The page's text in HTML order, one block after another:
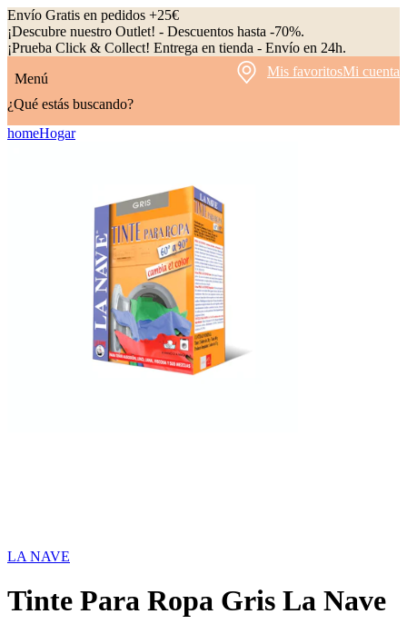
Envío Gratis en pedidos +25€
¡Descubre nuestro Outlet! - Descuentos hasta -70%.
¡Prueba Click & Collect! Entrega en tienda - Envío en 24h.
Menú
Mis favoritosMi cuenta
¿Qué estás buscando?
homeHogar
LA NAVE
Tinte Para Ropa Gris La Nave